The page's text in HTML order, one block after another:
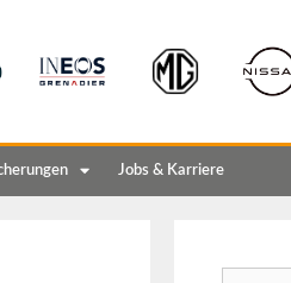
Jobs & Karriere